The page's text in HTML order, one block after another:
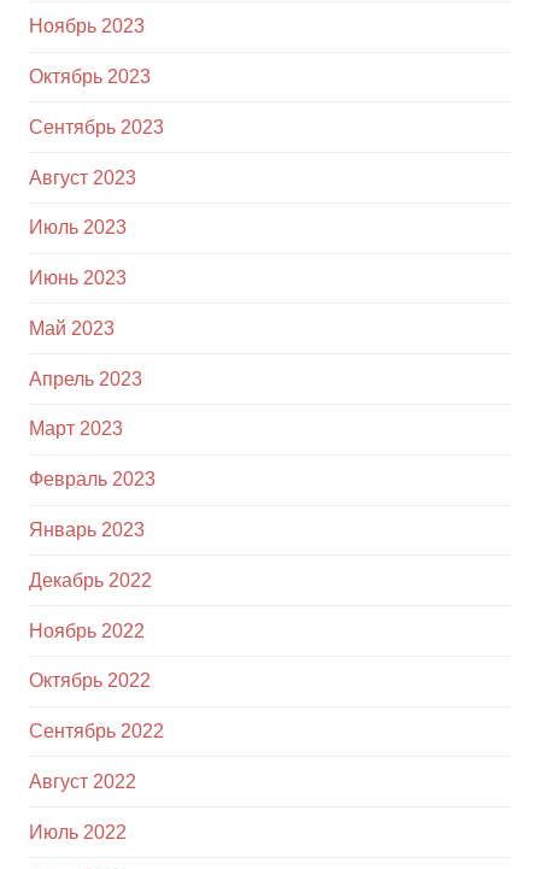
Ноябрь 2023
Октябрь 2023
Сентябрь 2023
Август 2023
Июль 2023
Июнь 2023
Май 2023
Апрель 2023
Март 2023
Февраль 2023
Январь 2023
Декабрь 2022
Ноябрь 2022
Октябрь 2022
Сентябрь 2022
Август 2022
Июль 2022